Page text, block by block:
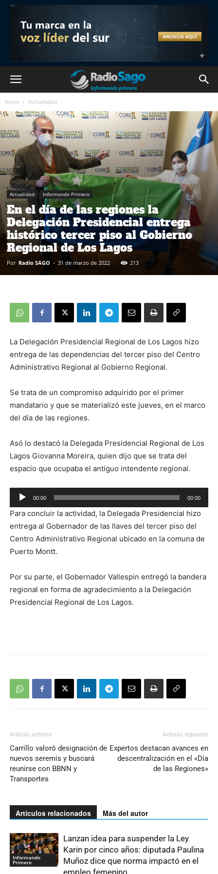
Inicio Actualidad
Actualidad Informando Primero
En el día de las regiones la
Delegación Presidencial entrega
histórico tercer piso al Gobierno
Regional de Los Lagos
Por Radio SAGO - 31 de marzo de 2022 213
La Delegación Presidencial Regional de Los Lagos hizo
entrega de las dependencias del tercer piso del Centro
Administrativo Regional al Gobierno Regional.
Se trata de un compromiso adquirido por el primer
mandatario y que se materializó este jueves, en el marco
del día de las regiones.
Asó lo destacó la Delegada Presidencial Regional de Los
Lagos Giovanna Moreira, quien dijo que se trata del
espacio que ocupaba el antiguo intendente regional.
Reproductor
de
audio
00:00 00:00
Para concluir la actividad, la Delegada Presidencial hizo
entrega al Gobernador de las llaves del tercer piso del
Centro Administrativo Regional ubicado en la comuna de
Puerto Montt.
Por su parte, el Gobernador Vallespin entregó la bandera
regional en forma de agradecimiento a la Delegación
Presidencial Regional de Los Lagos.
Artículo anterior
Carrillo valoró designación de
nuevos seremis y buscará
reunirse con BBNN y
Transportes
Artículo siguiente
Expertos destacan avances en
descentralización en el «Día
de las Regiones»
Artículos relacionados Más del autor
Informando
Primero
Lanzan idea para suspender la Ley
Karin por cinco años: diputada Paulina
Muñoz dice que norma impactó en el
empleo femenino